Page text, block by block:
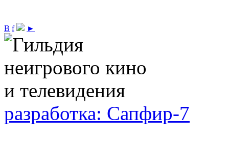
В f ►
разработка: Сапфир-7